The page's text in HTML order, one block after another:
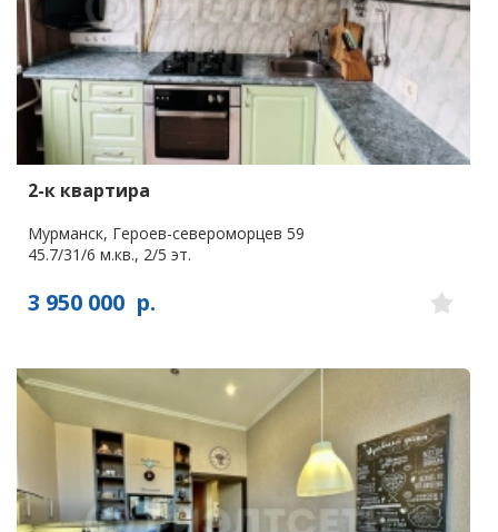
2-к квартира
Мурманск, Героев-североморцев 59
45.7/31/6 м.кв., 2/5 эт.
3 950 000 р.